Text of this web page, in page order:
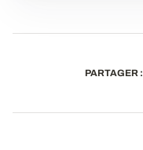
PARTAGER :